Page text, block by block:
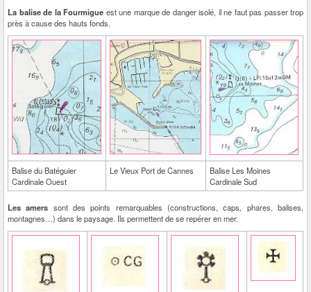
La balise de la Fourmigue est une marque de danger isolé, il ne faut pas passer trop
près à cause des hauts fonds.
Balise du Batéguier
Cardinale Ouest
Le Vieux Port de Cannes
Balise Les Moines
Cardinale Sud
Les amers sont des points remarquables (constructions, caps, phares, balises,
montagnes…) dans le paysage. Ils permettent de se repérer en mer.